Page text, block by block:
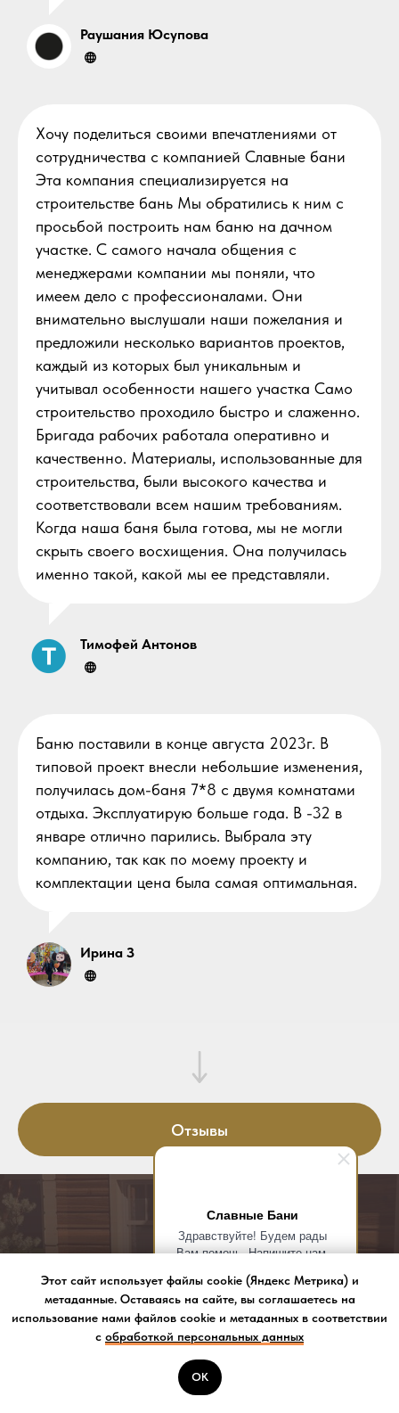
Славные Бани
Здравствуйте! Будем рады
Вам помочь. Напишите нам,
Этот сайт использует файлы cookie (Яндекс Метрика) и
метаданные. Оставаясь на сайте, вы соглашаетесь на
использование нами файлов cookie и метаданных в соответствии
с обработкой персональных данных
ОК
Раушания Юсупова
Хочу поделиться своими впечатлениями от
сотрудничества с компанией Славные бани
Эта компания специализируется на
строительстве бань Мы обратились к ним с
просьбой построить нам баню на дачном
участке. С самого начала общения с
менеджерами компании мы поняли, что
имеем дело с профессионалами. Они
внимательно выслушали наши пожелания и
предложили несколько вариантов проектов,
каждый из которых был уникальным и
учитывал особенности нашего участка Само
строительство проходило быстро и слаженно.
Бригада рабочих работала оперативно и
качественно. Материалы, использованные для
строительства, были высокого качества и
соответствовали всем нашим требованиям.
Когда наша баня была готова, мы не могли
скрыть своего восхищения. Она получилась
именно такой, какой мы ее представляли.
Тимофей Антонов
Баню поставили в конце августа 2023г. В
типовой проект внесли небольшие изменения,
получилась дом-баня 7*8 с двумя комнатами
отдыха. Эксплуатирую больше года. В -32 в
январе отлично парились. Выбрала эту
компанию, так как по моему проекту и
комплектации цена была самая оптимальная.
Ирина З
Отзывы
Расчет стоимости
Оставьте свои контактные данные, мы